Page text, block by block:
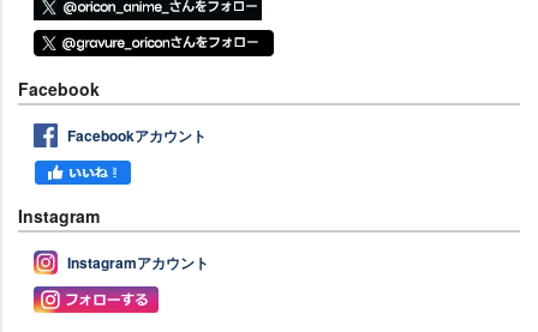
Facebook
Facebookアカウント
Instagram
Instagramアカウント